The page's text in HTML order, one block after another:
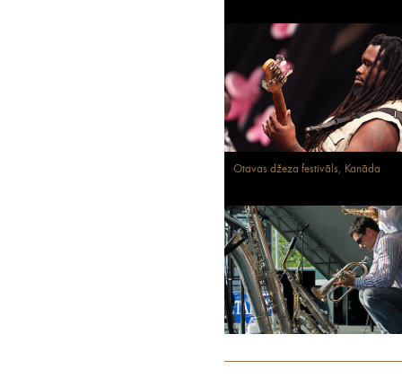
Otavas džeza festivāls, Kanāda